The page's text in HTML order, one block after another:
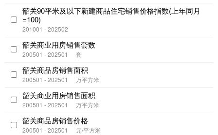
韶关90平米及以下新建商品住宅销售价格指数(上年同月
=100)
201001 - 202502
韶关商业用房销售套数
200501 - 202501 套
韶关商品房销售面积
200501 - 202501 万平方米
韶关商业用房销售面积
200501 - 202501 万平方米
韶关商品房销售价格
200501 - 202501 元/平方米